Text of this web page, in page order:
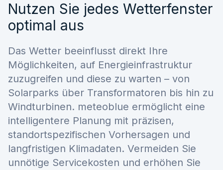
Nutzen Sie jedes Wetterfenster
optimal aus
Das Wetter beeinflusst direkt Ihre
Möglichkeiten, auf Energieinfrastruktur
zuzugreifen und diese zu warten – von
Solarparks über Transformatoren bis hin zu
Windturbinen. meteoblue ermöglicht eine
intelligentere Planung mit präzisen,
standortspezifischen Vorhersagen und
langfristigen Klimadaten. Vermeiden Sie
unnötige Servicekosten und erhöhen Sie